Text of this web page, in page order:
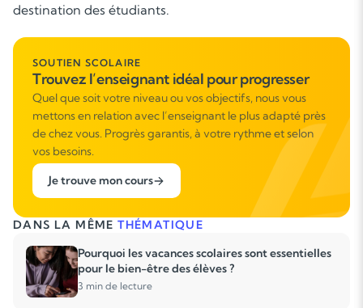
destination des étudiants.
SOUTIEN SCOLAIRE
Trouvez l’enseignant idéal pour progresser
Quel que soit votre niveau ou vos objectifs, nous vous
mettons en relation avec l’enseignant le plus adapté près
de chez vous. Progrès garantis, à votre rythme et selon
vos besoins.
Je trouve mon cours
DANS LA MÊMETHÉMATIQUE
Pourquoi les vacances scolaires sont essentielles
pour le bien-être des élèves ?
3 min de lecture